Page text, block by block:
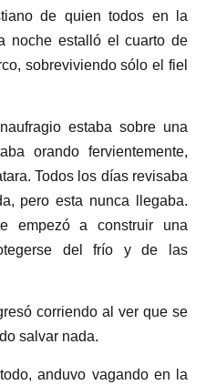
de quien todos en la
noche estalló el cuarto de
sobreviviendo sólo el fiel
estaba sobre una
orando fervientemente,
Todos los días revisaba
pero esta nunca llegaba.
empezó a construir una
del frío y de las
corriendo al ver que se
salvar nada.
anduvo vagando en la